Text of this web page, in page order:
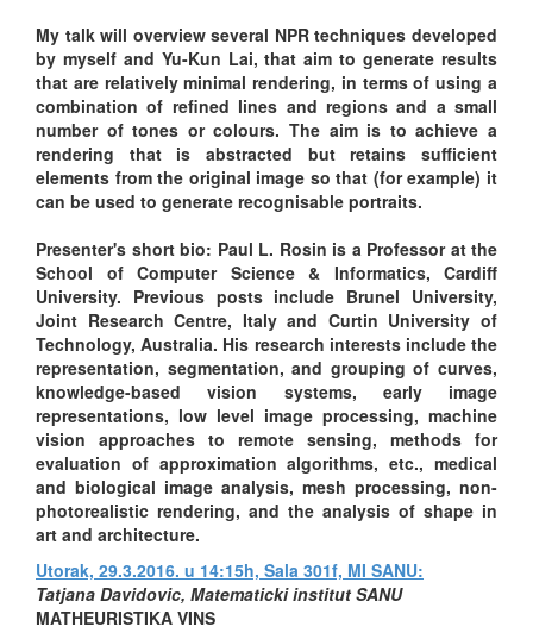
My talk will overview several NPR techniques developed
by myself and Yu-Kun Lai, that aim to generate results
that are relatively minimal rendering, in terms of using a
combination of refined lines and regions and a small
number of tones or colours. The aim is to achieve a
rendering that is abstracted but retains sufficient
elements from the original image so that (for example) it
can be used to generate recognisable portraits.
Presenter's short bio: Paul L. Rosin is a Professor at the
School of Computer Science & Informatics, Cardiff
University. Previous posts include Brunel University,
Joint Research Centre, Italy and Curtin University of
Technology, Australia. His research interests include the
representation, segmentation, and grouping of curves,
knowledge-based vision systems, early image
representations, low level image processing, machine
vision approaches to remote sensing, methods for
evaluation of approximation algorithms, etc., medical
and biological image analysis, mesh processing, non-
photorealistic rendering, and the analysis of shape in
art and architecture.
Utorak, 29.3.2016. u 14:15h, Sala 301f, MI SANU:
Tatjana Davidovic, Matematicki institut SANU
MATHEURISTIKA VINS